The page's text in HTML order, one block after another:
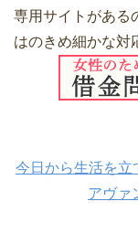
専用サイトがある
はのきめ細かな対
今日から生活を立
アヴァ